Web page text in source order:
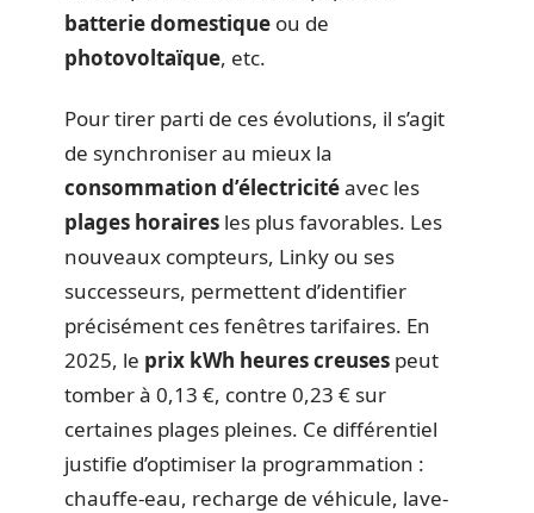
batterie domestique ou de
photovoltaïque, etc.
Pour tirer parti de ces évolutions, il s’agit
de synchroniser au mieux la
consommation d’électricitéavec les
plages horaires les plus favorables. Les
nouveaux compteurs, Linky ou ses
successeurs, permettent d’identifier
précisément ces fenêtres tarifaires. En
2025, le prix kWh heures creuses peut
tomber à 0,13 €, contre 0,23 € sur
certaines plages pleines. Ce différentiel
justifie d’optimiser la programmation :
chauffe-eau, recharge de véhicule, lave-